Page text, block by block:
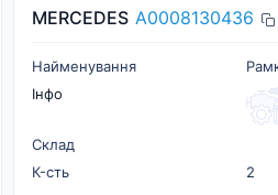
MERCEDES A0008130436
Найменування
Інфо
Склад
К-cть
2